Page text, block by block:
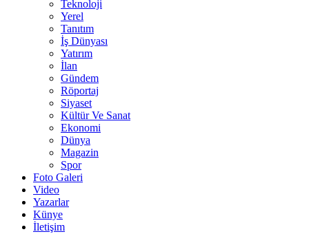
Teknoloji
Yerel
Tanıtım
İş Dünyası
Yatırım
İlan
Gündem
Röportaj
Siyaset
Kültür Ve Sanat
Ekonomi
Dünya
Magazin
Spor
Foto Galeri
Video
Yazarlar
Künye
İletişim